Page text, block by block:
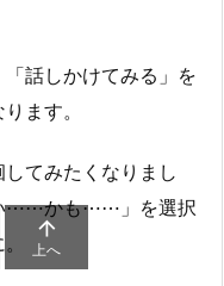
「話しかけてみる」を
ます。
てみたくなりまし
⋯⋯かも⋯⋯」を選択

上へ